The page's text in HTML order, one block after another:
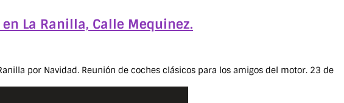
La Ranilla, Calle Mequinez.
por Navidad. Reunión de coches clásicos para los amigos del motor. 23 de